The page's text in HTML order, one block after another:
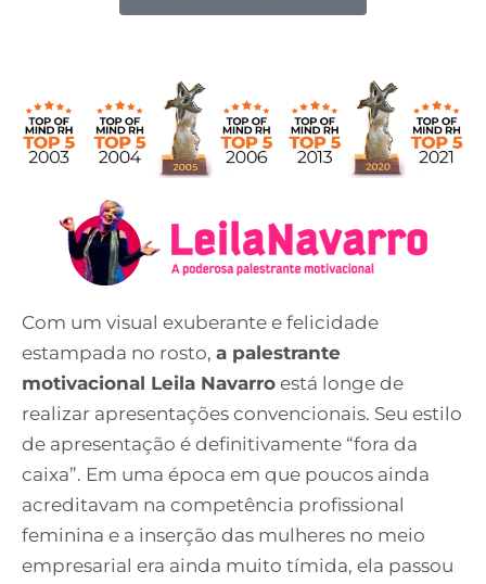
Com um visual exuberante e felicidade
estampada no rosto, a palestrante
motivacional Leila Navarro está longe de
realizar apresentações convencionais. Seu estilo
de apresentação é definitivamente “fora da
caixa”. Em uma época em que poucos ainda
acreditavam na competência profissional
feminina e a inserção das mulheres no meio
empresarial era ainda muito tímida, ela passou